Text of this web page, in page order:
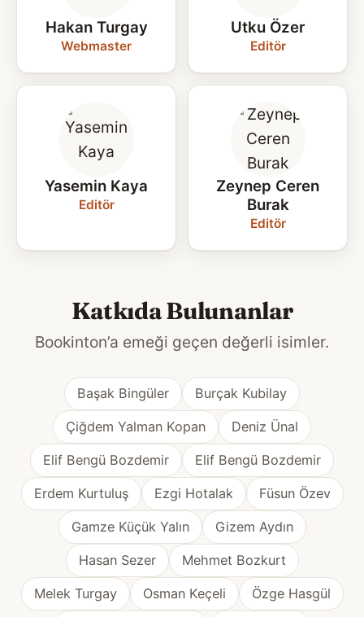
Hakan Turgay
Webmaster
Utku Özer
Editör
Yasemin Kaya
Editör
Zeynep Ceren
Burak
Editör
Katkıda Bulunanlar
Bookinton’a emeği geçen değerli isimler.
Başak Bingüler Burçak Kubilay
Çiğdem Yalman Kopan Deniz Ünal
Elif Bengü Bozdemir Elif Bengü Bozdemir
Erdem Kurtuluş Ezgi Hotalak Füsun Özev
Gamze Küçük Yalın Gizem Aydın
Hasan Sezer Mehmet Bozkurt
Melek Turgay Osman Keçeli Özge Hasgül